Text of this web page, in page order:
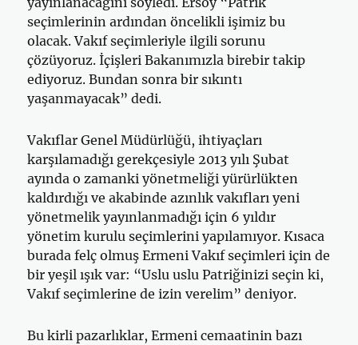
seçimlerinin ardından öncelikli işimiz bu
olacak. Vakıf seçimleriyle ilgili sorunu
çözüyoruz. İçişleri Bakanımızla birebir takip
ediyoruz. Bundan sonra bir sıkıntı
yaşanmayacak” dedi.
Vakıflar Genel Müdürlüğü, ihtiyaçları
karşılamadığı gerekçesiyle 2013 yılı Şubat
ayında o zamanki yönetmeliği yürürlükten
kaldırdığı ve akabinde azınlık vakıfları yeni
yönetmelik yayınlanmadığı için 6 yıldır
yönetim kurulu seçimlerini yapılamıyor. Kısaca
burada felç olmuş Ermeni Vakıf seçimleri için de
bir yeşil ışık var: “Uslu uslu Patriğinizi seçin ki,
Vakıf seçimlerine de izin verelim” deniyor.
Bu kirli pazarlıklar, Ermeni cemaatinin bazı